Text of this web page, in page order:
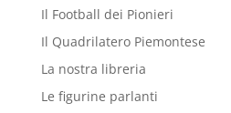
Il Football dei Pionieri
Il Quadrilatero Piemontese
La nostra libreria
Le figurine parlanti